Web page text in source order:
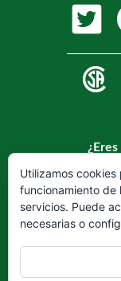
Regístrese
Utilizamos
funcionamiento de
servicios. Puede
necesarias o